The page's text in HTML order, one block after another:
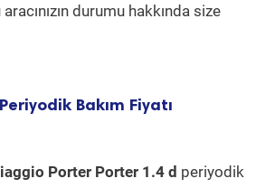
durumu hakkında size
Bakım Fiyatı
Porter Porter 1.4 d periyodik